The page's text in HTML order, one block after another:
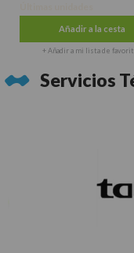
Añadir a la cesta
+ Añadir a mi lista de
Servicios